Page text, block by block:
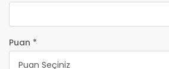
Puan *
Puan Seçiniz